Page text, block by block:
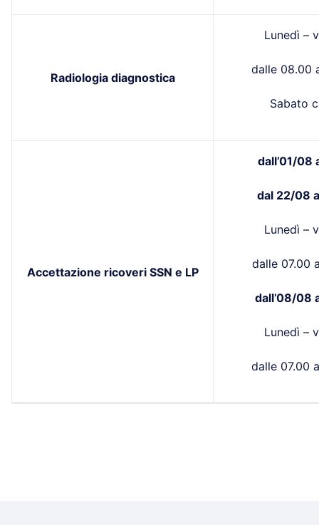
Radiologia diagnostica
Lunedì –
dalle 08.00
Sabato
Accettazione ricoveri SSN e LP
dall’01/08
dal 22/08
Lunedì –
dalle 07.00
dall’08/08
Lunedì –
dalle 07.00